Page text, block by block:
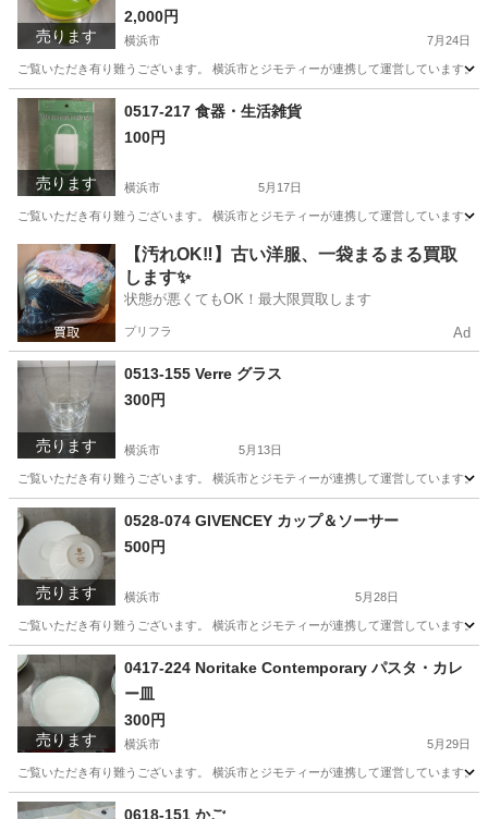
売ります
2,000円
横浜市 7月24日
ご覧いただき有り難うございます。 横浜市とジモティーが連携して運営していま
神奈川 横浜市 リユース
売ります
0517-217 食器・生活雑貨
100円
横浜市 5月17日
ご覧いただき有り難うございます。 横浜市とジモティーが連携して運営していま
神奈川 横浜市 生活雑貨 リユース
【汚れOK‼️】古い洋服、一袋まるまる買取
します✨
状態が悪くてもOK！最大限買取します
プリフラ Ad
売ります
0513-155 Verre グラス
300円
横浜市 5月13日
ご覧いただき有り難うございます。 横浜市とジモティーが連携して運営していま
神奈川 横浜市
売ります
0528-074 GIVENCEY カップ＆ソーサー
500円
横浜市 5月28日
ご覧いただき有り難うございます。 横浜市とジモティーが連携して運営していま
神奈川 横浜市
売ります
0417-224 Noritake Contemporary パスタ・カレ
ー皿
300円
横浜市 5月29日
ご覧いただき有り難うございます。 横浜市とジモティーが連携して運営していま
神奈川 横浜市 0618-151 かご